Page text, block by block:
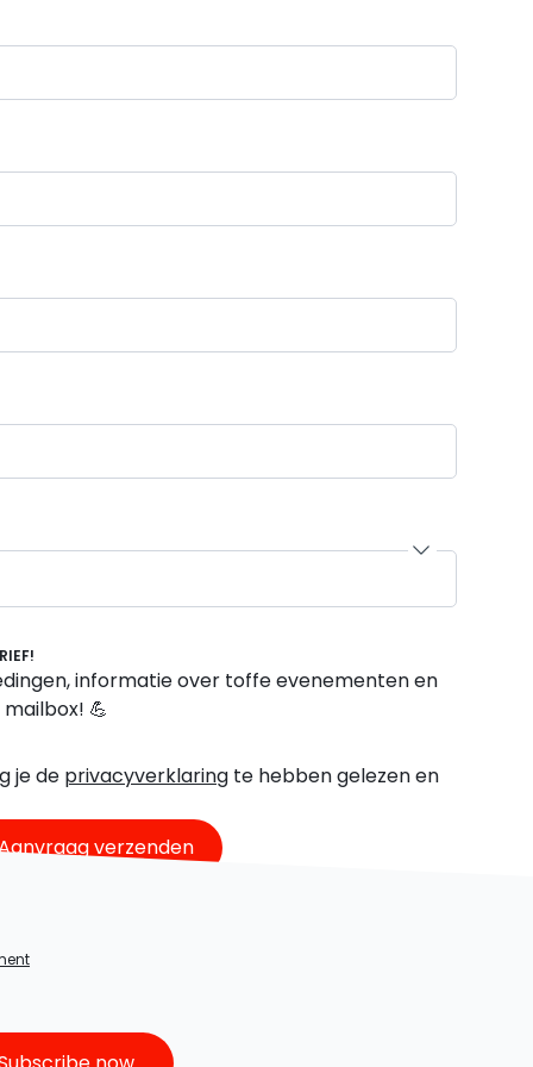
informatie over toffe evenementen en
💪
je de privacyverklaring te hebben gelezen en
verzenden